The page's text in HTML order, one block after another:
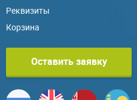
Реквизиты
Корзина
Оставить заявку